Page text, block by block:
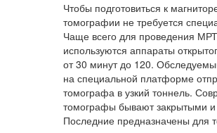
Чтобы подготовиться к
томографии не требуется
Чаще всего для проведения
используются аппараты
от 30 минут до 120.
на специальной платформе
томографа в узкий тоннель.
томографы бывают закрытыми и
Последние предназначены для